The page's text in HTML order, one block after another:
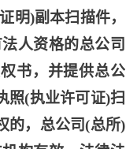
明)副本扫描件，
人资格的总公司
书，并提供总公
照(执业许可证)扫
的，总公司(总所)